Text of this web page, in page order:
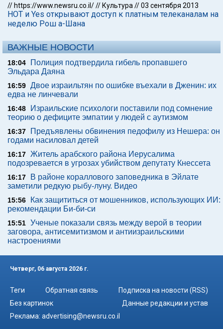
// https://www.newsru.co.il/// Культура //03 сентября 2013
HOT и Yes открывают доступ к платным телеканалам на
неделю Рош а-Шана
ВАЖНЫЕ НОВОСТИ
18:04
Полиция подтвердила гибель пропавшего
Эльдара Даяна
16:59 Двое израильтян по ошибке въехали в Дженин: их
едва не линчевали
16:48
Израильские психологи поставили под сомнение
теорию о дефиците эмпатии у людей с аутизмом
16:37
Предъявлены обвинения педофилу из Нешера: он
годами насиловал детей
16:17 Житель арабского района Иерусалима
подозревается в угрозах убийством депутату Кнессета
16:17
В районе кораллового заповедника в Эйлате
заметили редкую рыбу-луну. Видео
15:56
Как защититься от мошенников, использующих ИИ:
рекомендации Би-би-си
15:51 Ученые показали связь между верой в теории
заговора, антисемитизмом и антиизраильскими
настроениями
Четверг, 06 августа 2026 г.
Теги Обратная связь
Подписка на новости (RSS)
Без картинок
Данные редакции и устав
Реклама: advertising@newsru.co.il